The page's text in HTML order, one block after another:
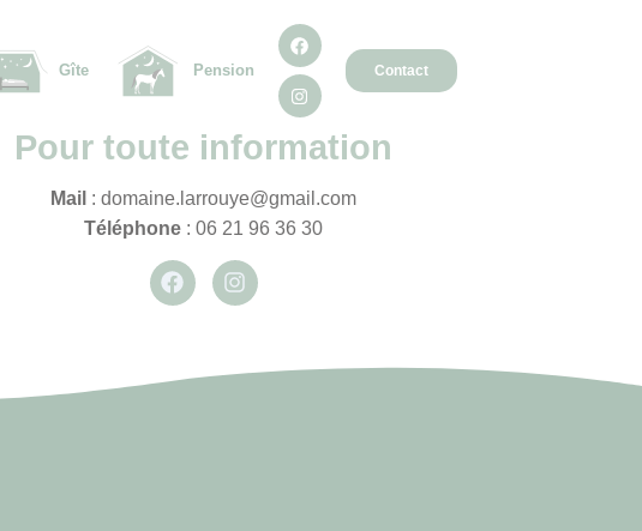
Gîte Pension Contact
Pour toute information
Mail : domaine.larrouye@gmail.com
Téléphone : 06 21 96 36 30